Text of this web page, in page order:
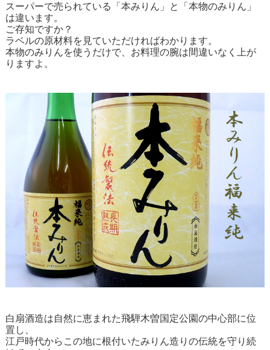
スーパーで売られている「本みりん」と「本物のみりん」
は違います。
ご存知ですか？
ラベルの原材料を見ていただければわかります。
本物のみりんを使うだけで、お料理の腕は間違いなく上が
りますよ。
白扇酒造は自然に恵まれた飛騨木曽国定公園の中心部に位
置し、
江戸時代からこの地に根付いたみりん造りの伝統を守り続